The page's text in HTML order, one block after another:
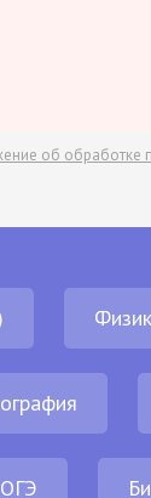
об обработке